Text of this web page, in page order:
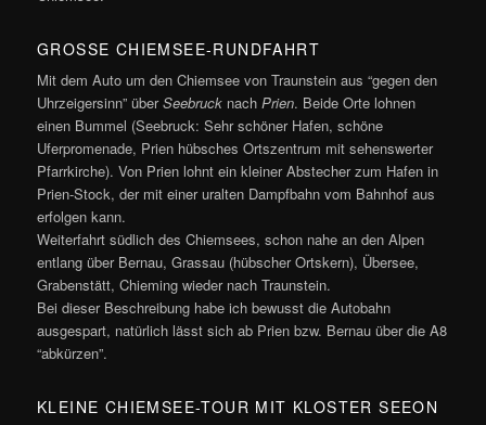
GROSSE CHIEMSEE-RUNDFAHRT
Mit dem Auto um den Chiemsee von Traunstein aus “gegen den
Uhrzeigersinn” überSeebruck nachPrien. Beide Orte lohnen
einen Bummel (Seebruck: Sehr schöner Hafen, schöne
Uferpromenade, Prien hübsches Ortszentrum mit sehenswerter
Pfarrkirche). Von Prien lohnt ein kleiner Abstecher zum Hafen in
Prien-Stock, der mit einer uralten Dampfbahn vom Bahnhof aus
erfolgen kann.
Weiterfahrt südlich des Chiemsees, schon nahe an den Alpen
entlang über Bernau, Grassau (hübscher Ortskern), Übersee,
Grabenstätt, Chieming wieder nach Traunstein.
Bei dieser Beschreibung habe ich bewusst die Autobahn
ausgespart, natürlich lässt sich ab Prien bzw. Bernau über die A8
“abkürzen”.
KLEINE CHIEMSEE-TOUR MIT KLOSTER SEEON